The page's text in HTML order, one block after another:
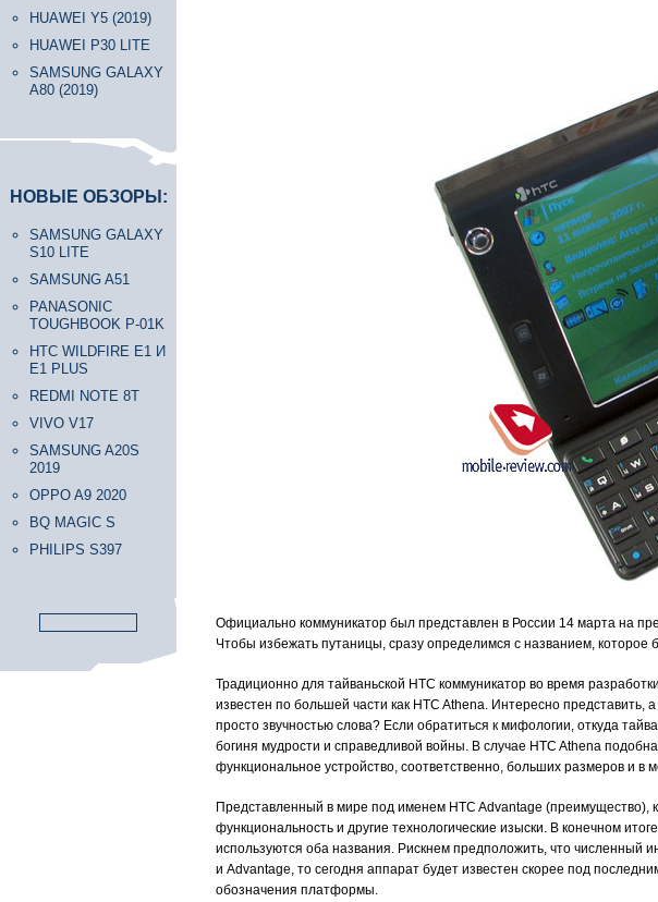
HUAWEI Y5 (2019)
HUAWEI P30 LITE
SAMSUNG GALAXY
A80 (2019)
НОВЫЕ ОБЗОРЫ:
SAMSUNG GALAXY
S10 LITE
SAMSUNG A51
PANASONIC
TOUGHBOOK P-01K
HTC WILDFIRE E1 И
E1 PLUS
REDMI NOTE 8T
VIVO V17
SAMSUNG A20S
2019
OPPO A9 2020
BQ MAGIC S
PHILIPS S397
Официально коммуникатор был представлен в России 14 марта на
Чтобы избежать путаницы, сразу определимся с названием, которое
Традиционно для тайваньской HTC коммуникатор во время
известен по большей части как HTC Athena. Интересно
просто звучностью слова? Если обратиться к мифологии, откуда
богиня мудрости и справедливой войны. В случае HTC Athena
функциональное устройство, соответственно, больших размеров и в
Представленный в мире под именем HTC Advantage
функциональность и другие технологические изыски. В конечном
используются оба названия. Рискнем предположить, что численный
и Advantage, то сегодня аппарат будет известен скорее под
обозначения платформы.